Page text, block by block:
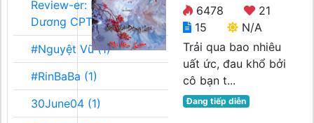
Review-er: Dương
Dương CPT (1)
#Nguyệt Vũ (1)
#RinBaBa (1)
30June04 (1)
6478
21
15
N/A
Trải qua bao nhiêu
uất ức, đau khổ bởi
cô bạn t...
Đang tiếp diễn